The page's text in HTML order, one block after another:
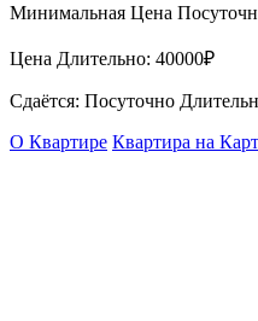
Минимальная Цена
Цена Длительно: 40000₽
Сдаётся: Посуточно
О Квартире Квартира на